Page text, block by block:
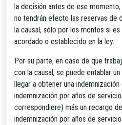
la decisión antes de ese
no tendrán efecto las reservas de
la causal, sólo por los montos si
acordado o establecido en la ley.
Por su parte, en caso de que
con la causal, se puede entablar
llegar a obtener una
indemnización por años de
correspondiere) más un recargo
indemnización por años de